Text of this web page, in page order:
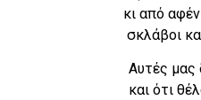
κι από
σκλάβοι
Αυτές μας
και ότι